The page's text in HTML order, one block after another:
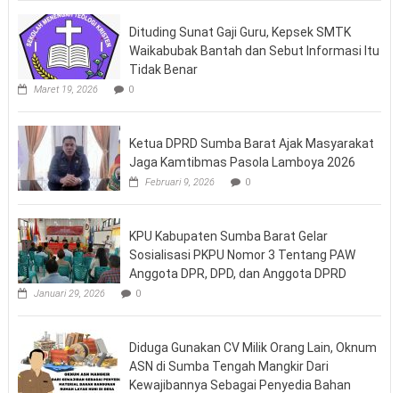
Dituding Sunat Gaji Guru, Kepsek SMTK
Waikabubak Bantah dan Sebut Informasi Itu
Tidak Benar
Maret 19, 2026 0
Ketua DPRD Sumba Barat Ajak Masyarakat
Jaga Kamtibmas Pasola Lamboya 2026
Februari 9, 2026 0
KPU Kabupaten Sumba Barat Gelar
Sosialisasi PKPU Nomor 3 Tentang PAW
Anggota DPR, DPD, dan Anggota DPRD
Januari 29, 2026 0
Diduga Gunakan CV Milik Orang Lain, Oknum
ASN di Sumba Tengah Mangkir Dari
Kewajibannya Sebagai Penyedia Bahan